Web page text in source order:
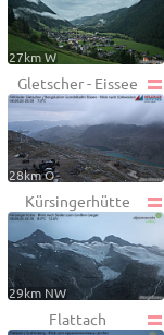
27km W
Gletscher - Eissee
28km O
Kürsingerhütte
29km NW
Flattach